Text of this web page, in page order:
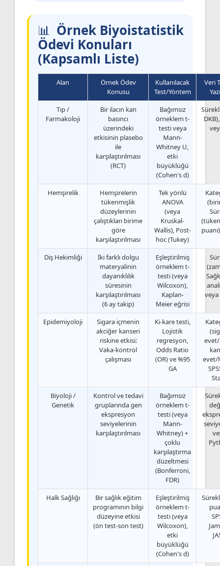
Örnek Biyoistatistik
Ödevi Konuları
(Kapsamlı Liste)
Alan
Örnek Ödev
Konusu
Kullanılacak
Test/Yöntem
Veri
Tıp /
Farmakoloji
Bir ilacın kan
basıncı
üzerindeki
etkisinin plasebo
ile
karşılaştırılması
(RCT)
Bağımsız
örneklem t-
testi veya
Mann-
Whitney U,
etki
büyüklüğü
(Cohen's d)
Hemşirelik
Hemşirelerin
tükenmişlik
düzeylerinin
çalıştıkları birime
göre
karşılaştırılması
Tek yönlü
ANOVA
(veya
Kruskal-
Wallis), Post-
hoc (Tukey)
Diş Hekimliği
İki farklı dolgu
materyalinin
dayanıklılık
süresinin
karşılaştırılması
(6 ay takip)
Eşleştirilmiş
örneklem t-
testi (veya
Wilcoxon),
Kaplan-
Meier eğrisi
veya
Epidemiyoloji
Sigara içmenin
akciğer kanseri
riskine etkisi:
Vaka-kontrol
çalışması
Ki-kare testi,
Lojistik
regresyon,
Odds Ratio
(OR) ve %95
GA
evet/
evet/
Biyoloji /
Genetik
Kontrol ve tedavi
gruplarında gen
ekspresyon
seviyelerinin
karşılaştırılması
Bağımsız
örneklem t-
testi (veya
Mann-
Whitney) +
çoklu
karşılaştırma
düzeltmesi
(Bonferroni,
FDR)
Halk Sağlığı
Bir sağlık eğitim
programının bilgi
düzeyine etkisi
(ön test-son test)
Eşleştirilmiş
örneklem t-
testi (veya
Wilcoxon),
etki
büyüklüğü
(Cohen's d)